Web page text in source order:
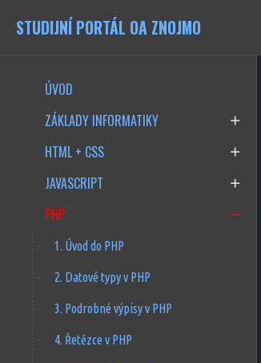
STUDIJNÍ PORTÁL OA ZNOJMO
ÚVOD
ZÁKLADY INFORMATIKY
HTML + CSS
JAVASCRIPT
PHP
1. Úvod do PHP
2. Datové typy v PHP
3. Podrobné výpisy v PHP
4. Řetězce v PHP